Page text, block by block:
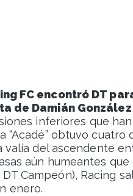
FC encontró DT
de Damián
inferiores que
“Acadé” obtuvo
valía del ascendente
aún humeantes
Campeón), Racing
enero.